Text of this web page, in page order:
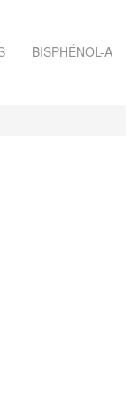
BISPHÉNOL-A